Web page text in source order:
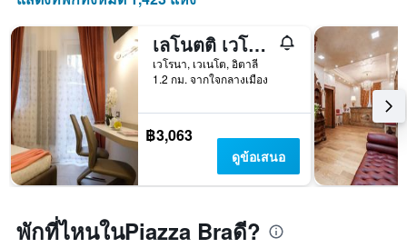
เลโนตติ เวโรนา
เวโรนา, เวเนโต, อิตาลี
1.2 กม. จากใจกลางเมือง
฿3,063
ดูข้อเสนอ
พักที่ไหนในPiazza Braดี?